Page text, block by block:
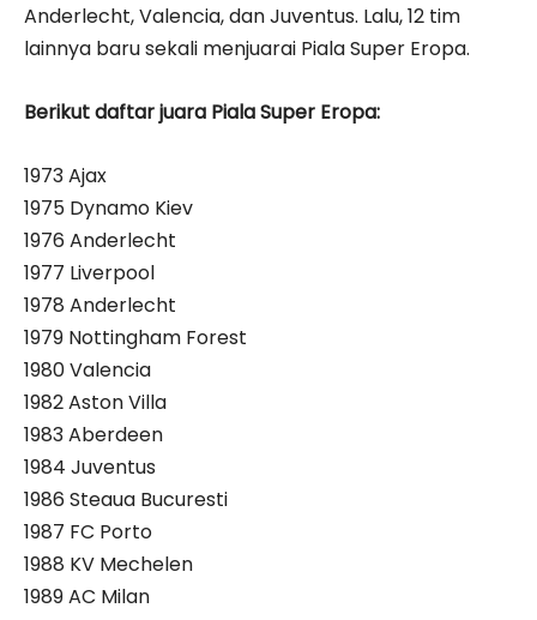
Anderlecht, Valencia, dan Juventus. Lalu, 12 tim
lainnya baru sekali menjuarai Piala Super Eropa.
Berikut daftar juara Piala Super Eropa:
1973 Ajax
1975 Dynamo Kiev
1976 Anderlecht
1977 Liverpool
1978 Anderlecht
1979 Nottingham Forest
1980 Valencia
1982 Aston Villa
1983 Aberdeen
1984 Juventus
1986 Steaua Bucuresti
1987 FC Porto
1988 KV Mechelen
1989 AC Milan